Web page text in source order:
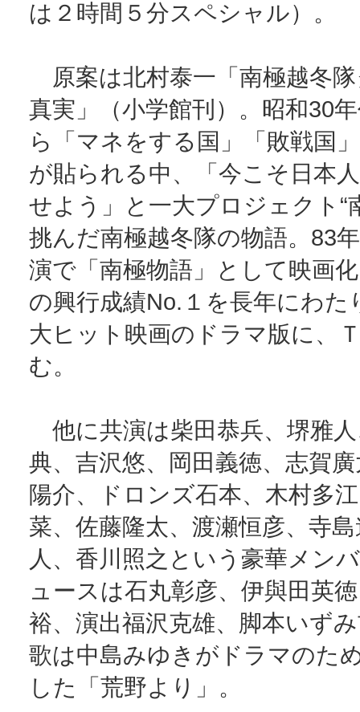
は２時間５分スペシャル）。
原案は北村泰一「南極越冬
真実」（小学館刊）。昭和30
ら「マネをする国」「敗戦国
が貼られる中、「今こそ日本
せよう」と一大プロジェクト“
挑んだ南極越冬隊の物語。83
演で「南極物語」として映画
の興行成績No.１を長年にわた
大ヒット映画のドラマ版に、
む。
他に共演は柴田恭兵、堺雅
典、吉沢悠、岡田義徳、志賀
陽介、ドロンズ石本、木村多
菜、佐藤隆太、渡瀬恒彦、寺
人、香川照之という豪華メン
ュースは石丸彰彦、伊與田英
裕、演出福沢克雄、脚本いず
歌は中島みゆきがドラマのた
した「荒野より」。